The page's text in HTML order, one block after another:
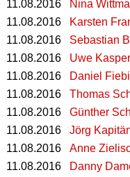
11.08.2016
Nina
11.08.2016
Karsten
11.08.2016
Sebastian
11.08.2016
Uwe Kasper
11.08.2016
Daniel
11.08.2016
Thomas
11.08.2016
Günther
11.08.2016
Jörg
11.08.2016
Anne
11.08.2016
Danny